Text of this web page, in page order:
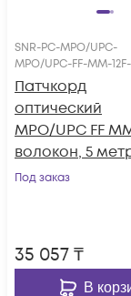
SNR-PC-MPO/UPC-
MPO/UPC-FF-MM-
Патчкорд
оптический
MPO/UPC FF
волокон, 5
(Cross)
Под заказ
35 057₸
В